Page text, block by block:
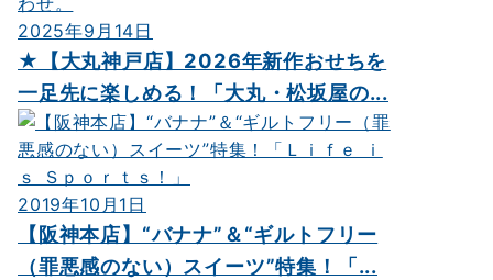
2025年9月14日
★【大丸神戸店】2026年新作おせちを
一足先に楽しめる！「大丸・松坂屋の...
2019年10月1日
【阪神本店】“バナナ”＆“ギルトフリー
（罪悪感のない）スイーツ”特集！「...